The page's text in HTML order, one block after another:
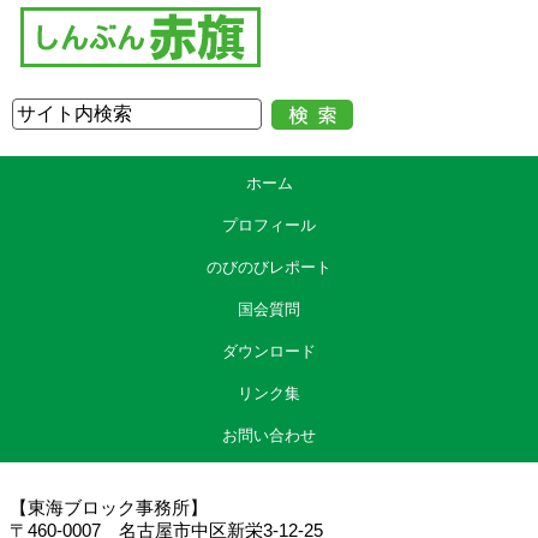
ホーム
プロフィール
のびのびレポート
国会質問
ダウンロード
リンク集
お問い合わせ
【東海ブロック事務所】
〒460-0007 名古屋市中区新栄3-12-25